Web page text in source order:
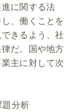
に関する法
、働くことを
きるよう、社
だ。国や地方
主に対して次
題分析